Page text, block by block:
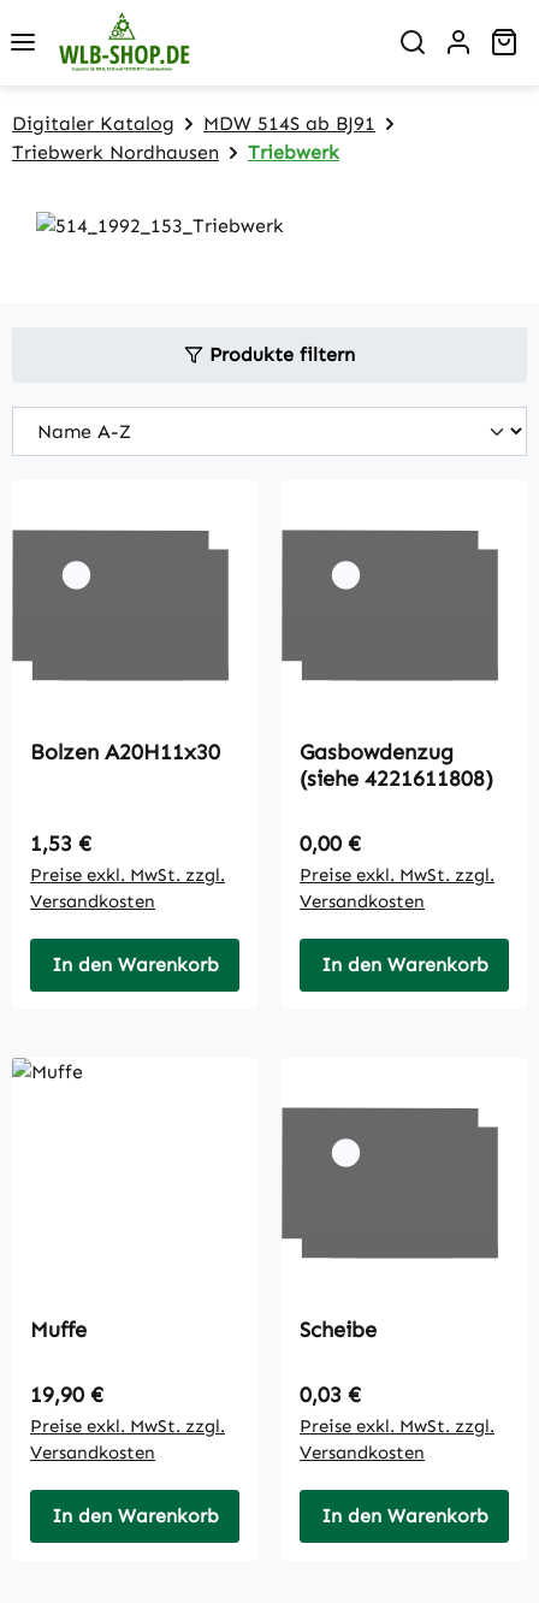
Zum Hauptinhalt springen
Digitaler Katalog
MDW 514S ab BJ91
Triebwerk Nordhausen
Triebwerk
Produkte filtern
Bolzen A20H11x30
Regulärer Preis:
1,53 €
Preise exkl. MwSt. zzgl.
Versandkosten
In den Warenkorb
Gasbowdenzug
(siehe 4221611808)
Regulärer Preis:
0,00 €
Preise exkl. MwSt. zzgl.
Versandkosten
In den Warenkorb
Muffe
Regulärer Preis:
19,90 €
Preise exkl. MwSt. zzgl.
Versandkosten
In den Warenkorb
Scheibe
Regulärer Preis:
0,03 €
Preise exkl. MwSt. zzgl.
Versandkosten
In den Warenkorb